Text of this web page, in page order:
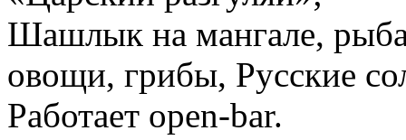
Шашлык на мангале,
овощи, грибы, Русские
Работает open-bar.